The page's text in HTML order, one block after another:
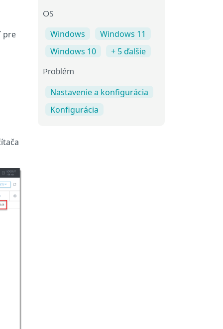
pre
OS
Windows
Windows 11
Windows 10
+ 5 ďalšie
Problém
Nastavenie a konfigurácia
Konfigurácia